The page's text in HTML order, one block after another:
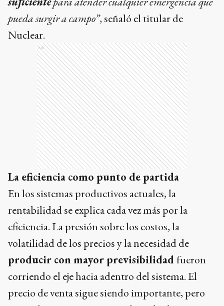
pueda surgir a campo”, señaló el titular de
Nuclear.
Ads
La eficiencia como punto de partida
En los sistemas productivos actuales, la
rentabilidad se explica cada vez más por la
eficiencia. La presión sobre los costos, la
volatilidad de los precios y la necesidad de
producir con mayor previsibilidadfueron
corriendo el eje hacia adentro del sistema. El
precio de venta sigue siendo importante, pero